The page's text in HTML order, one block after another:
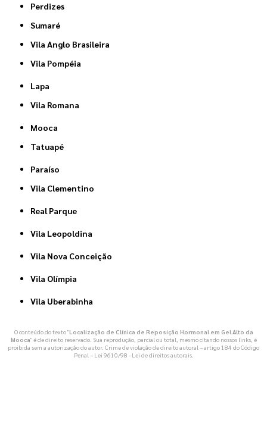
Perdizes
Sumaré
Vila Anglo Brasileira
Vila Pompéia
Lapa
Vila Romana
Mooca
Tatuapé
Paraíso
Vila Clementino
Real Parque
Vila Leopoldina
Vila Nova Conceição
Vila Olímpia
Vila Uberabinha
O conteúdo do texto "Localização de Clínica de Reposição Hormonal em Gel Alto da
Mooca" é de direito reservado. Sua reprodução, parcial ou total, mesmo citando nossos links, é
proibida sem a autorização do autor. Crime de violação de direito autoral – artigo 184 do Código
Penal – Lei 9610/98 - Lei de direitos autorais.